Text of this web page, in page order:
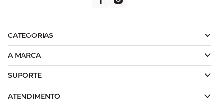
CATEGORIAS
A MARCA
SUPORTE
ATENDIMENTO